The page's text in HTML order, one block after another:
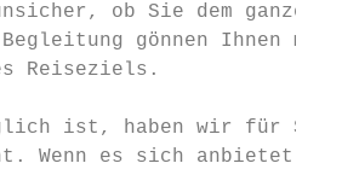
ob Sie dem ganzen
gönnen Ihnen mehr
Reiseziels.
ist, haben wir für
Wenn es sich anbietet,